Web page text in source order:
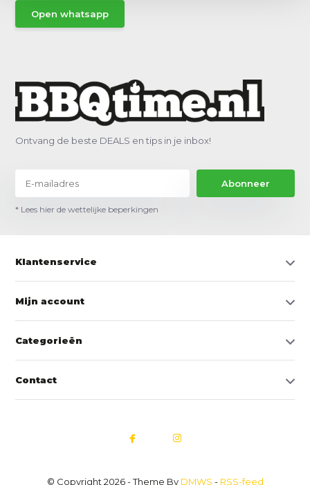
Open whatsapp
Ontvang de beste DEALS en tips in je inbox!
Abonneer
* Lees hier de wettelijke beperkingen
Klantenservice
Mijn account
Categorieën
Contact
© Copyright 2026 - Theme By DMWS - RSS-feed